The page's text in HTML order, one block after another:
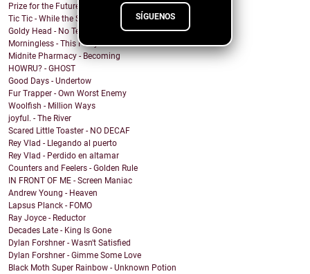
SÍGUENOS
Prize for the Future - Farewell
Tic Tic - While the Shadows Grow
Goldy Head - No Tengo Problema (Contigo)
Morningless - This Party
Midnite Pharmacy - Becoming
HOWRU? - GHOST
Good Days - Undertow
Fur Trapper - Own Worst Enemy
Woolfish - Million Ways
joyful. - The River
Scared Little Toaster - NO DECAF
Rey Vlad - Llegando al puerto
Rey Vlad - Perdido en altamar
Counters and Feelers - Golden Rule
IN FRONT OF ME - Screen Maniac
Andrew Young - Heaven
Lapsus Planck - FOMO
Ray Joyce - Reductor
Decades Late - King Is Gone
Dylan Forshner - Wasn't Satisfied
Dylan Forshner - Gimme Some Love
Black Moth Super Rainbow - Unknown Potion